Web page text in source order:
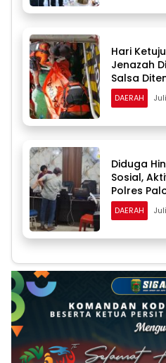
Hari
Jenazah
Salsa
DAERAH
Diduga
Sosial,
Polres
DAERAH